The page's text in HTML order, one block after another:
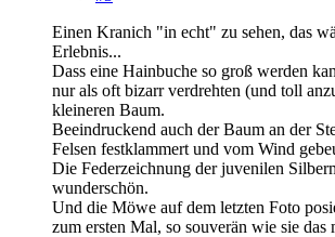
Einen Kranich "in echt" zu sehen, das
Erlebnis...
Dass eine Hainbuche so groß werden
nur als oft bizarr verdrehten (und toll
kleineren Baum.
Beeindruckend auch der Baum an der
Felsen festklammert und vom Wind
Die Federzeichnung der juvenilen
wunderschön.
Und die Möwe auf dem letzten Foto
zum ersten Mal, so souverän wie sie das